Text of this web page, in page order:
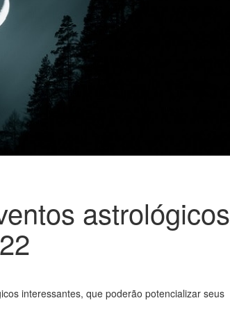
astrológicos
interessantes, que poderão potencializar seus